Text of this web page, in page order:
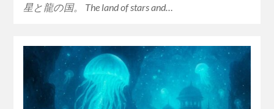
星と龍の国。 The land of stars and…